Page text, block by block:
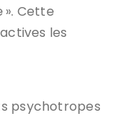
Cette
les
psychotropes